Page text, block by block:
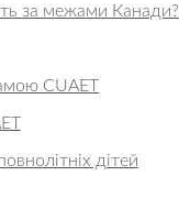
за межами Канади?
CUAET
дітей